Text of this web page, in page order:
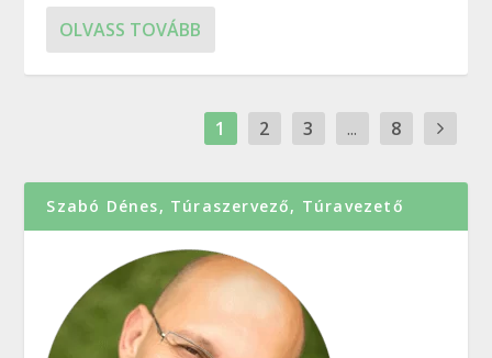
OLVASS TOVÁBB
1 2 3 ... 8
Szabó Dénes, Túraszervező, Túravezető